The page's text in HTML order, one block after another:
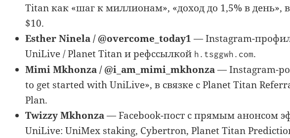
Titan как «шаг к миллионам», «доход до 1,5% в день»,
$10.
Esther Ninela / @overcome_today1 — Instagram-
UniLive / Planet Titan и рефссылкой h.tsggwh.com.
Mimi Mkhonza / @i_am_mimi_mkhonza— Instagram-
to get started with UniLive», в связке с Planet Titan
Plan.
Twizzy Mkhonza— Facebook-пост с прямым анонсом
UniLive: UniMex staking, Cybertron, Planet Titan